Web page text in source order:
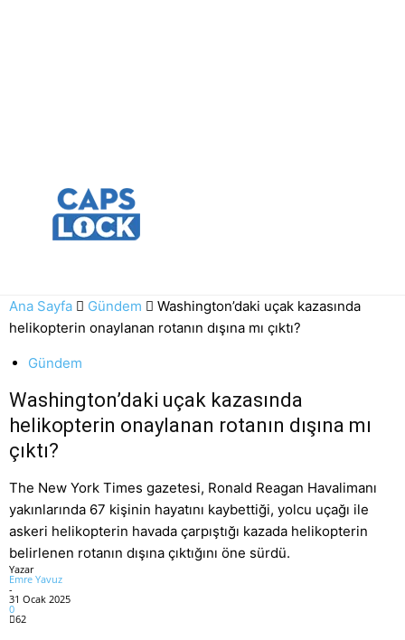
Ana Sayfa Gündem
Washington’daki uçak kazasında
helikopterin onaylanan rotanın dışına mı çıktı?
Gündem
Washington’daki uçak kazasında
helikopterin onaylanan rotanın dışına mı
çıktı?
The New York Times gazetesi, Ronald Reagan Havalimanı
yakınlarında 67 kişinin hayatını kaybettiği, yolcu uçağı ile
askeri helikopterin havada çarpıştığı kazada helikopterin
belirlenen rotanın dışına çıktığını öne sürdü.
Yazar
Emre Yavuz
-
31 Ocak 2025
0
62